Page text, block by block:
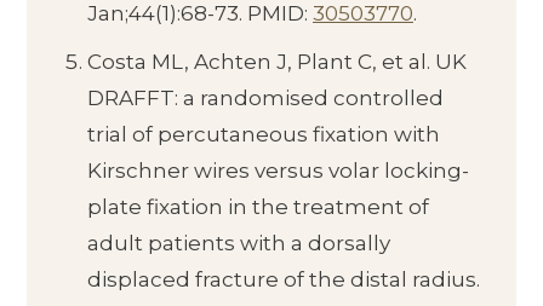
Jan;44(1):68-73. PMID: 30503770.
Costa ML, Achten J, Plant C, et al. UK
DRAFFT: a randomised controlled
trial of percutaneous fixation with
Kirschner wires versus volar locking-
plate fixation in the treatment of
adult patients with a dorsally
displaced fracture of the distal radius.